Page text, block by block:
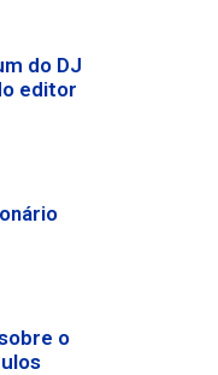
do DJ
editor
o